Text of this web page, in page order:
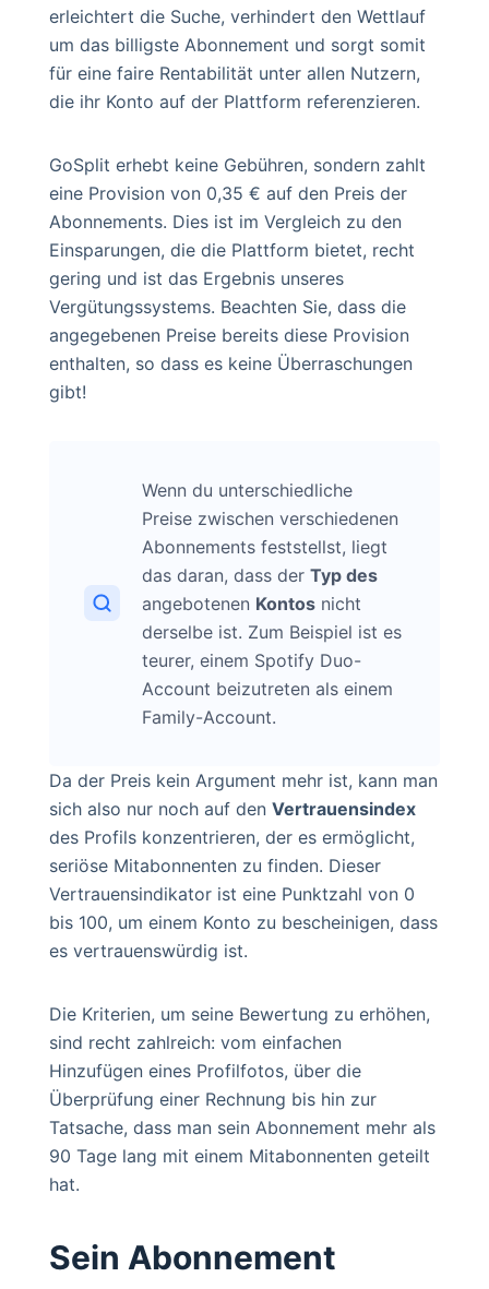
erleichtert die Suche, verhindert den Wettlauf
um das billigste Abonnement und sorgt somit
für eine faire Rentabilität unter allen Nutzern,
die ihr Konto auf der Plattform referenzieren.
GoSplit erhebt keine Gebühren, sondern zahlt
eine Provision von 0,35 € auf den Preis der
Abonnements. Dies ist im Vergleich zu den
Einsparungen, die die Plattform bietet, recht
gering und ist das Ergebnis unseres
Vergütungssystems. Beachten Sie, dass die
angegebenen Preise bereits diese Provision
enthalten, so dass es keine Überraschungen
gibt!
Wenn du unterschiedliche
Preise zwischen verschiedenen
Abonnements feststellst, liegt
das daran, dass der Typ des
angebotenen Kontosnicht
derselbe ist. Zum Beispiel ist es
teurer, einem Spotify Duo-
Account beizutreten als einem
Family-Account.
Da der Preis kein Argument mehr ist, kann man
sich also nur noch auf den Vertrauensindex
des Profils konzentrieren, der es ermöglicht,
seriöse Mitabonnenten zu finden. Dieser
Vertrauensindikator ist eine Punktzahl von 0
bis 100, um einem Konto zu bescheinigen, dass
es vertrauenswürdig ist.
Die Kriterien, um seine Bewertung zu erhöhen,
sind recht zahlreich: vom einfachen
Hinzufügen eines Profilfotos, über die
Überprüfung einer Rechnung bis hin zur
Tatsache, dass man sein Abonnement mehr als
90 Tage lang mit einem Mitabonnenten geteilt
hat.
Sein Abonnement